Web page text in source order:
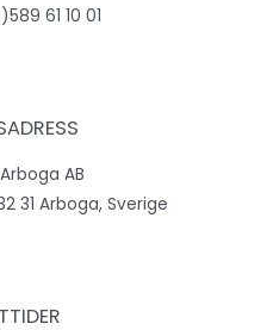
61 10 01
AB
31 Arboga, Sverige